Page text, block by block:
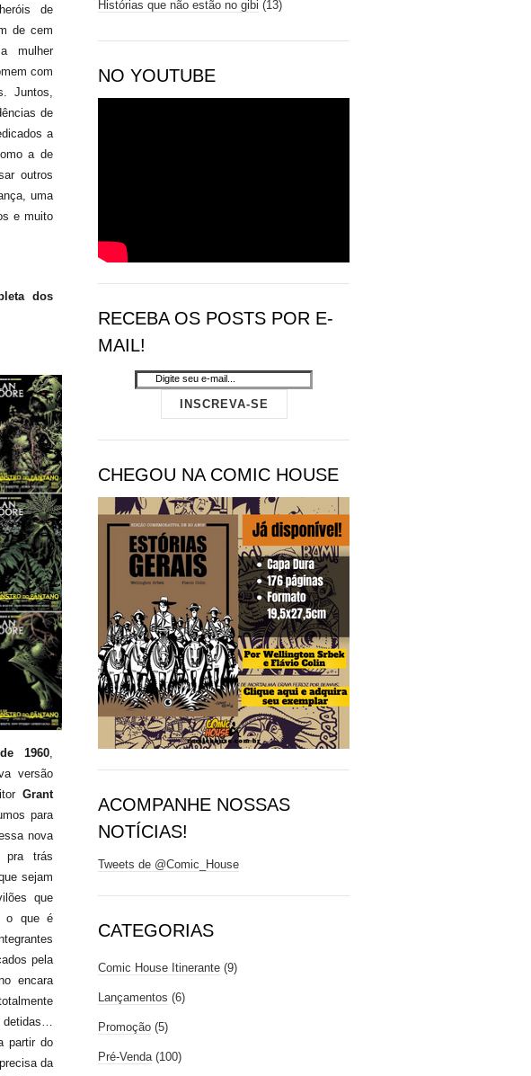
de
de cem
mulher
com
Juntos,
de
a
a de
outros
uma
e muito
dos
1960,
versão
Grant
para
nova
pra trás
sejam
que
o que é
pela
encara
detidas…
partir do
da
Histórias que não estão no gibi (13)
NO YOUTUBE
RECEBA OS POSTS POR E-
MAIL!
CHEGOU NA COMIC HOUSE
ACOMPANHE NOSSAS
NOTÍCIAS!
Tweets de @Comic_House
CATEGORIAS
Comic House Itinerante (9)
Lançamentos (6)
Promoção (5)
Pré-Venda (100)